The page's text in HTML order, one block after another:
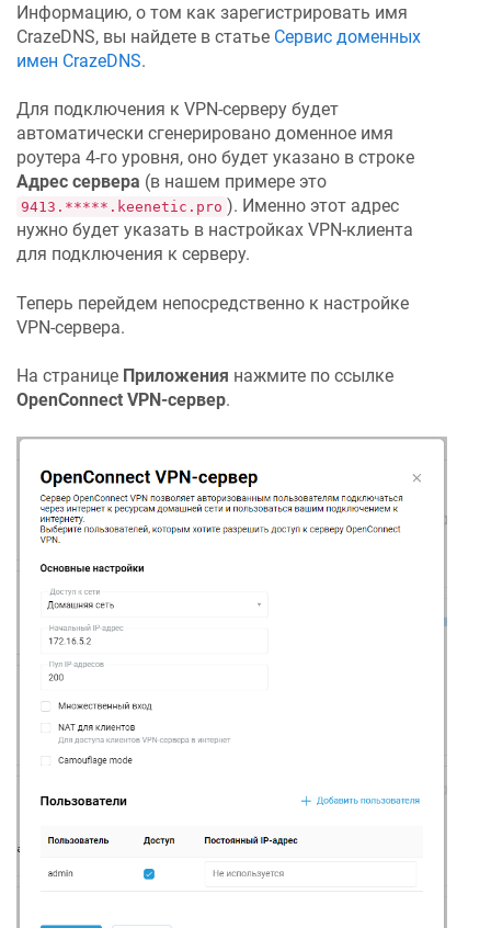
Информацию, о том как зарегистрировать имя
CrazeDNS, вы найдете в статье Сервис доменных
имен CrazeDNS.
Для подключения к VPN-серверу будет
автоматически сгенерировано доменное имя
роутера 4-го уровня, оно будет указано в строке
Адрес сервера (в нашем примере это
9413.*****.keenetic.pro ). Именно этот адрес
нужно будет указать в настройках VPN-клиента
для подключения к серверу.
Теперь перейдем непосредственно к настройке
VPN-сервера.
На странице Приложения нажмите по ссылке
OpenConnect VPN-сервер.